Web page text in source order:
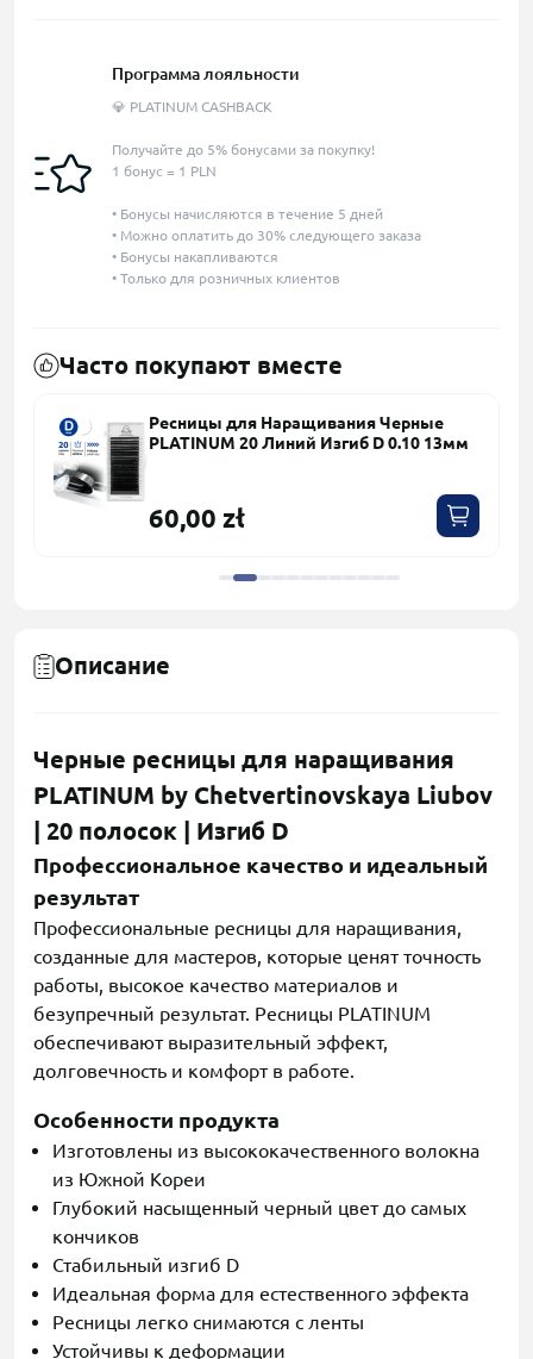
Программа лояльности
💎 PLATINUM CASHBACK
Получайте до 5% бонусами за покупку!
1 бонус = 1 PLN
• Бонусы начисляются в течение 5 дней
• Можно оплатить до 30% следующего заказа
• Бонусы накапливаются
• Только для розничных клиентов
Часто покупают вместе
Ресницы для Наращивания Черные
PLATINUM 20 Линий Изгиб D 0.10 13мм
60,00 zł
Описание
Черные ресницы для наращивания
PLATINUM by Chetvertinovskaya Liubov
| 20 полосок | Изгиб D
Профессиональное качество и идеальный
результат
Профессиональные ресницы для наращивания,
созданные для мастеров, которые ценят точность
работы, высокое качество материалов и
безупречный результат. Ресницы PLATINUM
обеспечивают выразительный эффект,
долговечность и комфорт в работе.
Особенности продукта
Изготовлены из высококачественного волокна
из Южной Кореи
Глубокий насыщенный черный цвет до самых
кончиков
Стабильный изгиб D
Идеальная форма для естественного эффекта
Ресницы легко снимаются с ленты
Устойчивы к деформации